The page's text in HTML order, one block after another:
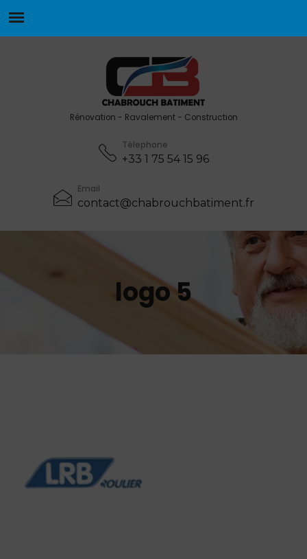
Rénovation - Ravalement - Construction
Télephone
+33 1 75 54 15 96
Email
contact@chabrouchbatiment.fr
logo 5